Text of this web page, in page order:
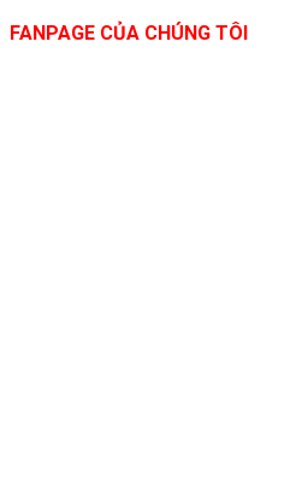
FANPAGE CỦA CHÚNG TÔI